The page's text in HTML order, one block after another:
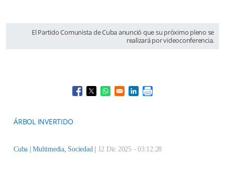
El Partido Comunista de Cuba anunció que su próximo pleno se
realizará por videoconferencia.
Opens in a new window
Opens in a new window
Opens in a new window
Opens in a new window
ÁRBOL INVERTIDO
Cuba |Multimedia, Sociedad 12 Dic 2025 - 03:12:28